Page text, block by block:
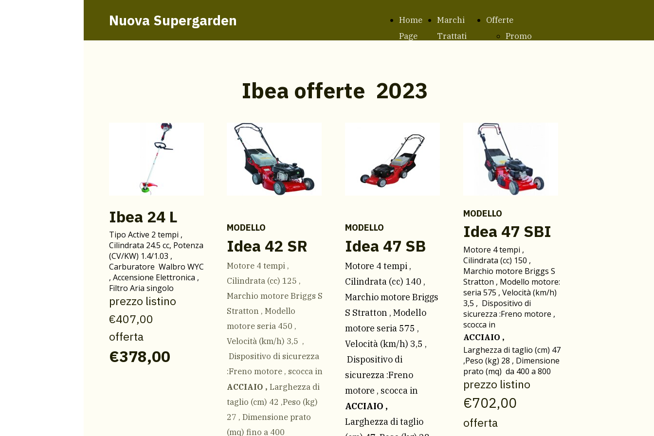
Home
Page
Marchi
Trattati
Offerte
Promo
Nuova Supergarden
Ibea offerte 2023
Ibea 24 L
Tipo Active 2 tempi ,
Cilindrata 24.5 cc, Potenza
(CV/KW) 1.4/1.03 ,
Carburatore Walbro WYC
, Accensione Elettronica ,
Filtro Aria singolo
prezzo listino
€407,00
offerta
€378,00
MODELLO
Idea 42 SR
Motore 4 tempi ,
Cilindrata (cc) 125 ,
Marchio motore Briggs S
Stratton , Modello
motore seria 450 ,
Velocità (km/h) 3,5 ,
Dispositivo di sicurezza
:Freno motore , scocca in
ACCIAIO , Larghezza di
taglio (cm) 42 ,Peso (kg)
27 , Dimensione prato
(mq) fino a 400
MODELLO
Idea 47 SB
Motore 4 tempi ,
Cilindrata (cc) 140 ,
Marchio motore Briggs
S Stratton , Modello
motore seria 575 ,
Velocità (km/h) 3,5 ,
Dispositivo di
sicurezza :Freno
motore , scocca in
ACCIAIO ,
Larghezza di taglio
MODELLO
Idea 47 SBI
Motore 4 tempi ,
Cilindrata (cc) 150 ,
Marchio motore Briggs S
Stratton , Modello motore:
seria 575 , Velocità (km/h)
3,5 , Dispositivo di
sicurezza :Freno motore ,
scocca in
ACCIAIO ,
Larghezza di taglio (cm) 47
,Peso (kg) 28 , Dimensione
prato (mq) da 400 a 800
prezzo listino
€702,00
offerta